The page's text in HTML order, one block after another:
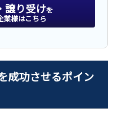
譲り受けを
業様はこちら
成功させるポイン